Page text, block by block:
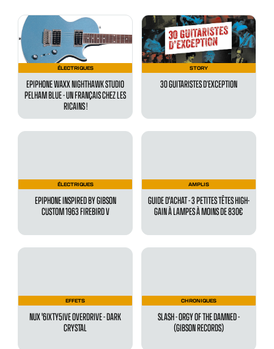
ÉLECTRIQUES
EPIPHONE WAXX NIGHTHAWK STUDIO
PELHAM BLUE - UN FRANÇAIS CHEZ LES
RICAINS !
STORY
30 GUITARISTES D’EXCEPTION
ÉLECTRIQUES
EPIPHONE INSPIRED BY GIBSON
CUSTOM 1963 FIREBIRD V
AMPLIS
GUIDE D'ACHAT - 3 PETITES TÊTES HIGH-
GAIN À LAMPES À MOINS DE 830€
EFFETS
NUX '6IXTY5IVE OVERDRIVE - DARK
CRYSTAL
CHRONIQUES
SLASH - ORGY OF THE DAMNED -
(GIBSON RECORDS)